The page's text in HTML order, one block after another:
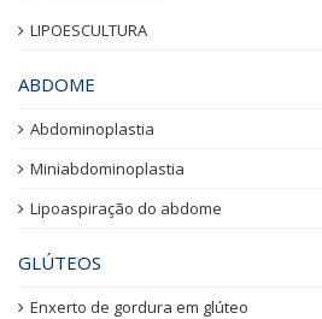
LIPOESCULTURA
ABDOME
Abdominoplastia
Miniabdominoplastia
Lipoaspiração do abdome
GLÚTEOS
Enxerto de gordura em glúteo